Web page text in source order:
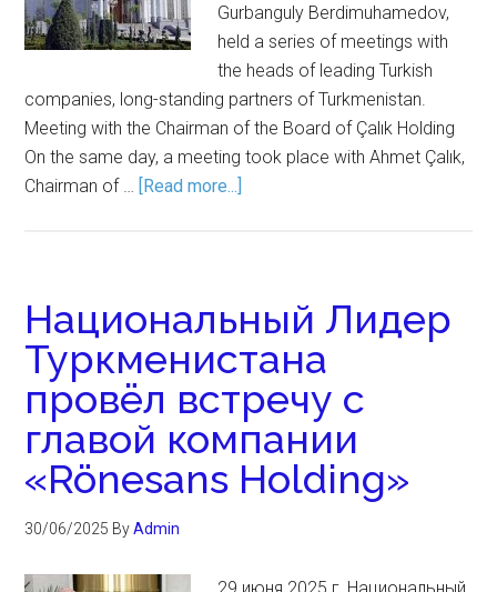
Gurbanguly Berdimuhamedov,
held a series of meetings with
the heads of leading Turkish
companies, long-standing partners of Turkmenistan.
Meeting with the Chairman of the Board of Çalık Holding
On the same day, a meeting took place with Ahmet Çalık,
Chairman of … [Read more...]
Национальный Лидер
Туркменистана
провёл встречу с
главой компании
«Rönesans Holding»
30/06/2025 ByAdmin